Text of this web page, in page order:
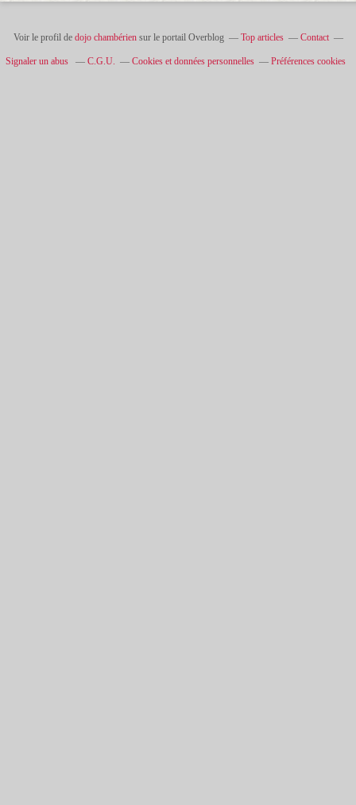
Voir le profil de dojo chambériensur le portail Overblog Top articles Contact
Signaler un abus C.G.U. Cookies et données personnelles Préférences cookies